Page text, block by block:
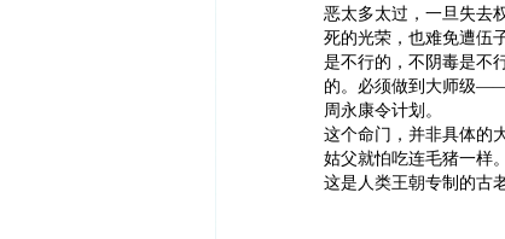
恶太多太过，一旦失去
死的光荣，也难免遭伍
是不行的，不阴毒是不
的。必须做到大师级
周永康令计划。
这个命门，并非具体的
姑父就怕吃连毛猪一样。
这是人类王朝专制的古